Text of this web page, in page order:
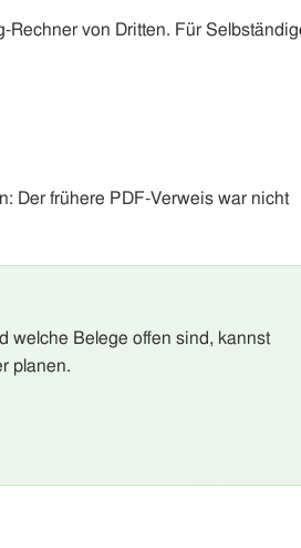
Rechner von Dritten. Für
Der frühere PDF-Verweis war nicht
welche Belege offen sind, kannst
planen.